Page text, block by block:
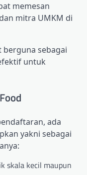
memesan
mitra UMKM di
berguna sebagai
untuk
ada
yakni sebagai
skala kecil maupun